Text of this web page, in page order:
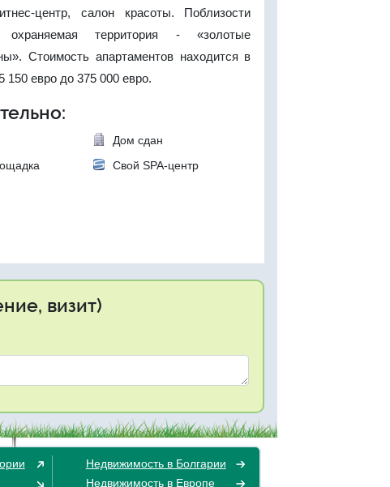
центр, салон красоты. Поблизости
охраняемая территория - «золотые
Стоимость апартаментов находится в
150 евро до 375 000 евро.
Дом сдан
Свой SPA-центр
визит)
Недвижимость в Болгарии
Недвижимость в Европе